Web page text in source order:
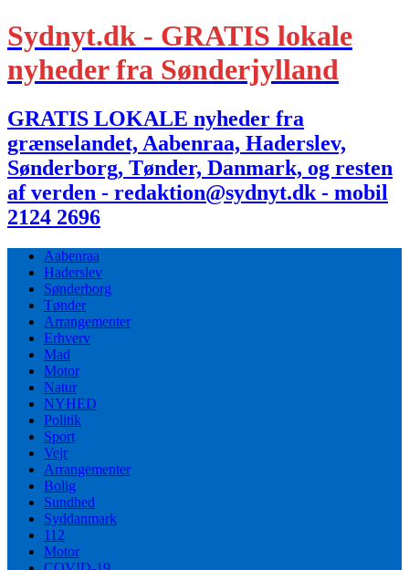
Sydnyt.dk - GRATIS lokale
nyheder fra Sønderjylland
GRATIS LOKALE nyheder fra
grænselandet, Aabenraa, Haderslev,
Sønderborg, Tønder, Danmark, og resten
af verden - redaktion@sydnyt.dk - mobil
2124 2696
Aabenraa
Haderslev
Sønderborg
Tønder
Arrangementer
Erhverv
Mad
Motor
Natur
NYHED
Politik
Sport
Vejr
Arrangementer
Bolig
Sundhed
Syddanmark
112
Motor